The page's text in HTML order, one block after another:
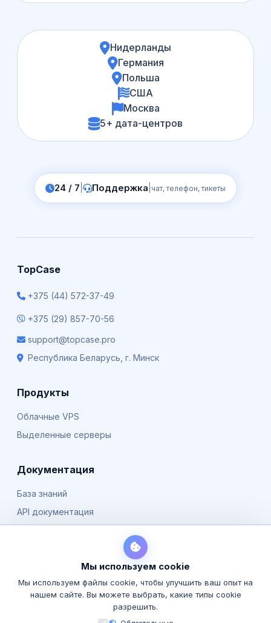
Нидерланды
Германия
Польша
США
Москва
5+ дата-центров
24 / 7 Поддержка чат, телефон, тикеты
TopCase
+375 (44) 572-37-49
+375 (29) 857-70-56
support@topcase.pro
Республика Беларусь, г. Минск
Продукты
Облачные VPS
Выделенные серверы
Документация
База знаний
API документация
О нас
Мы используем cookie
Мы используем файлы cookie, чтобы улучшить ваш опыт на
нашем сайте. Вы можете выбрать, какие типы cookie
разрешить.